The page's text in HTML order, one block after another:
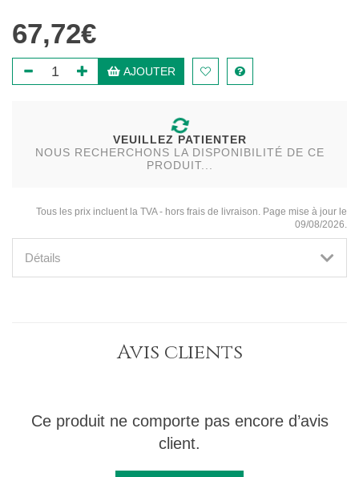
67,72€
AJOUTER
VEUILLEZ PATIENTER
NOUS RECHERCHONS LA DISPONIBILITÉ DE CE
PRODUIT...
Tous les prix incluent la TVA - hors frais de livraison. Page mise à jour le
09/08/2026.
Détails
Avis clients
Ce produit ne comporte pas encore d’avis
client.